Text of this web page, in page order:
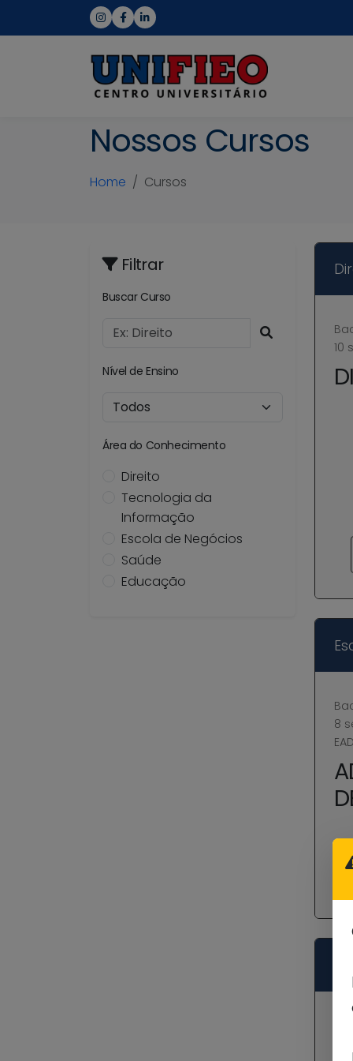
Nossos Cursos
Home Cursos
Filtrar
Buscar Curso
Nível de Ensino
Área do Conhecimento
Direito
Tecnologia da
Informação
Escola de Negócios
Saúde
Educação
10
8